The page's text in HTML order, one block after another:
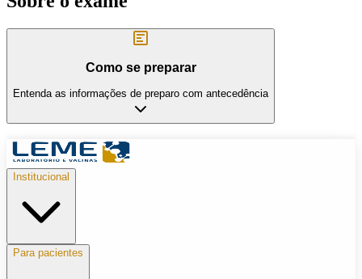
Como se preparar
Entenda as informações de preparo com antecedência
Institucional
Para pacientes